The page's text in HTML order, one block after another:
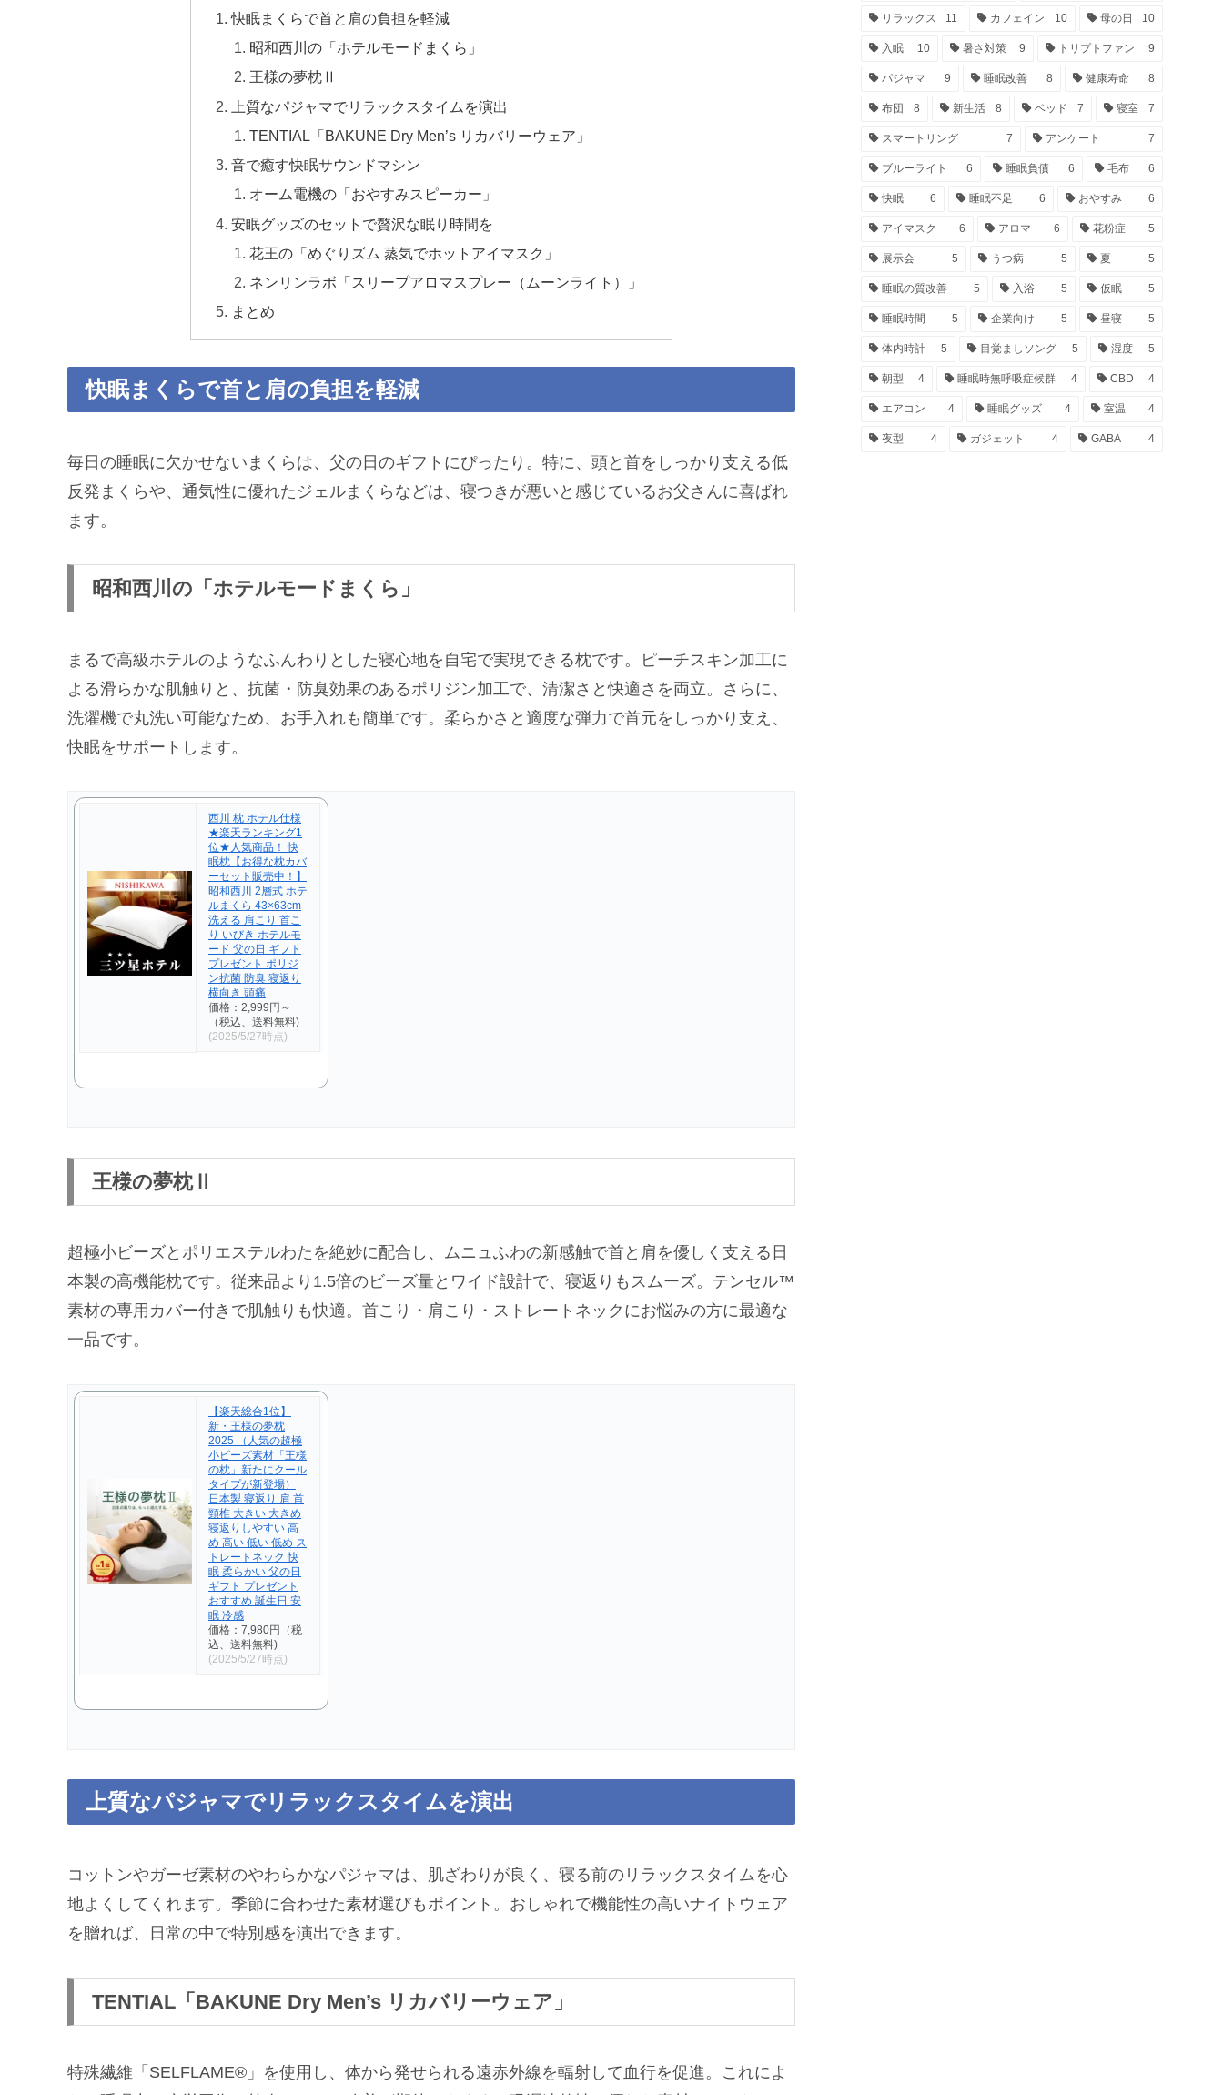
快眠まくらで首と肩の負担を軽減
昭和西川の「ホテルモードまくら」
王様の夢枕Ⅱ
上質なパジャマでリラックスタイムを演出
TENTIAL「BAKUNE Dry Men’s リカバリーウェア」
音で癒す快眠サウンドマシン
オーム電機の「おやすみスピーカー」
安眠グッズのセットで贅沢な眠り時間を
花王の「めぐりズム 蒸気でホットアイマスク」
ネンリンラボ「スリープアロマスプレー（ムーンライト）」
まとめ
快眠まくらで首と肩の負担を軽減
毎日の睡眠に欠かせないまくらは、父の日のギフトにぴったり。特に、頭と首をしっかり支える低
反発まくらや、通気性に優れたジェルまくらなどは、寝つきが悪いと感じているお父さんに喜ばれ
ます。
昭和西川の「ホテルモードまくら」
まるで高級ホテルのようなふんわりとした寝心地を自宅で実現できる枕です。ピーチスキン加工に
よる滑らかな肌触りと、抗菌・防臭効果のあるポリジン加工で、清潔さと快適さを両立。さらに、
洗濯機で丸洗い可能なため、お手入れも簡単です。柔らかさと適度な弾力で首元をしっかり支え、
快眠をサポートします。
西川 枕 ホテル仕様
★楽天ランキング1
位★人気商品！ 快
眠枕【お得な枕カバ
ーセット販売中！】
昭和西川 2層式 ホテ
ルまくら 43×63cm
洗える 肩こり 首こ
り いびき ホテルモ
ード 父の日 ギフト
プレゼント ポリジ
ン抗菌 防臭 寝返り
横向き 頭痛
価格：2,999円～
（税込、送料無料)
(2025/5/27時点)
王様の夢枕Ⅱ
超極小ビーズとポリエステルわたを絶妙に配合し、ムニュふわの新感触で首と肩を優しく支える日
本製の高機能枕です。従来品より1.5倍のビーズ量とワイド設計で、寝返りもスムーズ。テンセル™
素材の専用カバー付きで肌触りも快適。首こり・肩こり・ストレートネックにお悩みの方に最適な
一品です。
【楽天総合1位】
新・王様の夢枕
2025 （人気の超極
小ビーズ素材「王様
の枕」新たにクール
タイプが新登場）
日本製 寝返り 肩 首
頸椎 大きい 大きめ
寝返りしやすい 高
め 高い 低い 低め ス
トレートネック 快
眠 柔らかい 父の日
ギフト プレゼント
おすすめ 誕生日 安
眠 冷感
価格：7,980円（税
込、送料無料)
(2025/5/27時点)
上質なパジャマでリラックスタイムを演出
コットンやガーゼ素材のやわらかなパジャマは、肌ざわりが良く、寝る前のリラックスタイムを心
地よくしてくれます。季節に合わせた素材選びもポイント。おしゃれで機能性の高いナイトウェア
を贈れば、日常の中で特別感を演出できます。
TENTIAL「BAKUNE Dry Men’s リカバリーウェア」
特殊繊維「SELFLAME®」を使用し、体から発せられる遠赤外線を輻射して血行を促進。これによ
リラックス 11 カフェイン 10 母の日 10
入眠 10 暑さ対策 9 トリプトファン 9
パジャマ 9 睡眠改善 8 健康寿命 8
布団 8 新生活 8 ベッド 7 寝室 7
スマートリング 7 アンケート 7
ブルーライト 6 睡眠負債 6 毛布 6
快眠 6 睡眠不足 6 おやすみ 6
アイマスク 6 アロマ 6 花粉症 5
展示会 5 うつ病 5 夏 5
睡眠の質改善 5 入浴 5 仮眠 5
睡眠時間 5 企業向け 5 昼寝 5
体内時計 5 目覚ましソング 5 湿度 5
朝型 4 睡眠時無呼吸症候群 4 CBD 4
エアコン 4 睡眠グッズ 4 室温 4
夜型 4 ガジェット 4 GABA 4